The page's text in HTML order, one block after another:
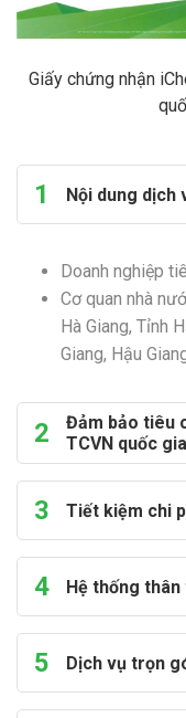
Giấy chứng nhận
1 Nội dung dịch
Doanh nghiệp
Cơ quan nhà
Hà Giang, Tỉnh
Giang, Hậu
2
Đảm bảo tiêu
TCVN quốc gia
3 Tiết kiệm chi
4 Hệ thống
5 Dịch vụ trọn